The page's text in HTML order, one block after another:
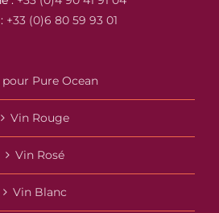
+33 (0)6 80 59 93 01
Pure Ocean
Vin Rouge
Vin Rosé
Vin Blanc